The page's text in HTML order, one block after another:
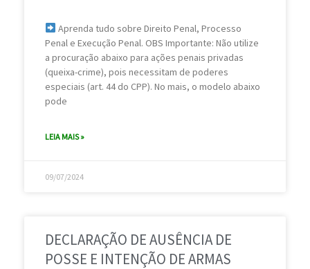
Aprenda tudo sobre Direito Penal, Processo
Penal e Execução Penal. OBS Importante: Não utilize
a procuração abaixo para ações penais privadas
(queixa-crime), pois necessitam de poderes
especiais (art. 44 do CPP). No mais, o modelo abaixo
pode
LEIA MAIS »
09/07/2024
DECLARAÇÃO DE AUSÊNCIA DE
POSSE E INTENÇÃO DE ARMAS
n
a
n
a
n
a
n
a
n
a
n
a
n
a
n
a